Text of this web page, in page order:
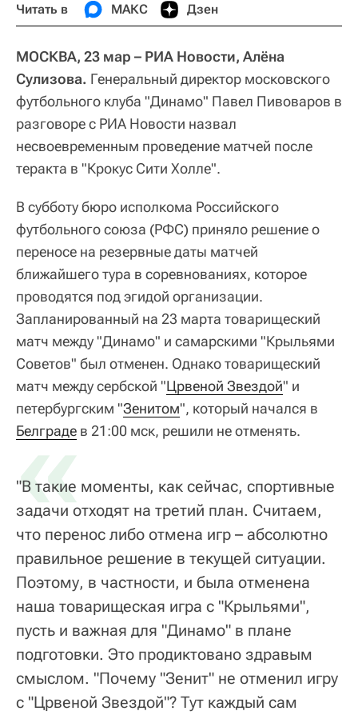
Читать в МАКС Дзен
МОСКВА, 23 мар – РИА Новости, Алёна
Сулизова. Генеральный директор московского
футбольного клуба "Динамо" Павел Пивоваров в
разговоре с РИА Новости назвал
несвоевременным проведение матчей после
теракта в "Крокус Сити Холле".
В субботу бюро исполкома Российского
футбольного союза (РФС) приняло решение о
переносе на резервные даты матчей
ближайшего тура в соревнованиях, которое
проводятся под эгидой организации.
Запланированный на 23 марта товарищеский
матч между "Динамо" и самарскими "Крыльями
Советов" был отменен. Однако товарищеский
матч между сербской "Црвеной Звездой" и
петербургским "Зенитом", который начался в
Белграде в 21:00 мск, решили не отменять.
«
"В такие моменты, как сейчас, спортивные
задачи отходят на третий план. Считаем,
что перенос либо отмена игр – абсолютно
правильное решение в текущей ситуации.
Поэтому, в частности, и была отменена
наша товарищеская игра с "Крыльями",
пусть и важная для "Динамо" в плане
подготовки. Это продиктовано здравым
смыслом. "Почему "Зенит" не отменил игру
с "Црвеной Звездой"? Тут каждый сам